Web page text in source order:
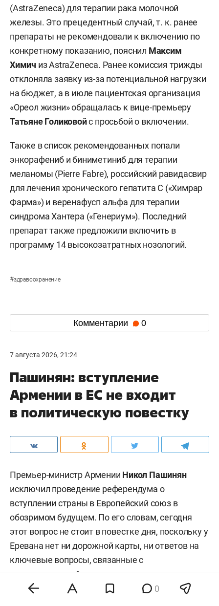
(AstraZeneca) для терапии рака молочной
железы. Это прецедентный случай, т. к. ранее
препараты не рекомендовали к включению по
конкретному показанию, пояснил Максим
Химич из AstraZeneca. Ранее комиссия трижды
отклоняла заявку из-за потенциальной нагрузки
на бюджет, а в июле пациентская организация
«Ореол жизни» обращалась к вице-премьеру
Татьяне Голиковойс просьбой о включении.
Также в список рекомендованных попали
энкорафениб и биниметиниб для терапии
меланомы (Pierre Fabre), российский равидасвир
для лечения хронического гепатита С («Химрар
Фарма») и веренафусп альфа для терапии
синдрома Хантера («Генериум»). Последний
препарат также предложили включить в
программу 14 высокозатратных нозологий.
#здравоохранение
Комментарии 0
7 августа 2026, 21:24
Пашинян: вступление
Армении в ЕС не входит
в политическую повестку
Премьер-министр Армении Никол Пашинян
исключил проведение референдума о
вступлении страны в Европейский союз в
обозримом будущем. По его словам, сегодня
этот вопрос не стоит в повестке дня, поскольку у
Еревана нет ни дорожной карты, ни ответов на
ключевые вопросы, связанные с
евроинтеграцией.
0